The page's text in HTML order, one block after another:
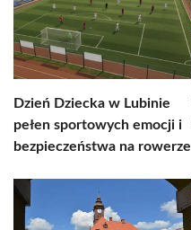
Dzień Dziecka w Lubinie
pełen sportowych emocji i
bezpieczeństwa na rowerze